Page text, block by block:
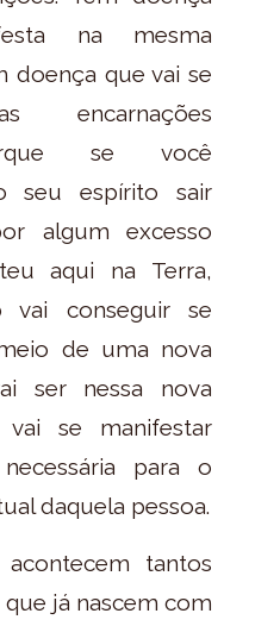
na mesma
doença que vai se
encarnações
se você
seu espírito sair
algum excesso
aqui na Terra,
vai conseguir se
de uma nova
ser nessa nova
vai se manifestar
para o
daquela pessoa.
tantos
já nascem com